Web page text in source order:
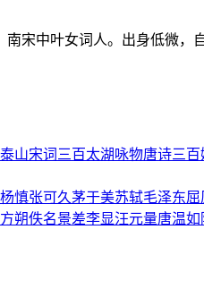
宋中叶女词人。出身低微
泰山宋词三百太湖 咏物唐诗三百
杨慎张可久茅于美苏轼毛泽东屈
朔佚名景差李显汪元量唐温如